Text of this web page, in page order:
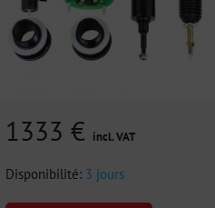
1333 € incl. VAT
Disponibilité: 3 jours